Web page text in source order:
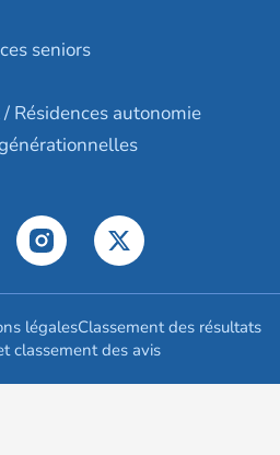
seniors
Résidences autonomie
légalesClassement des résultats
classement des avis